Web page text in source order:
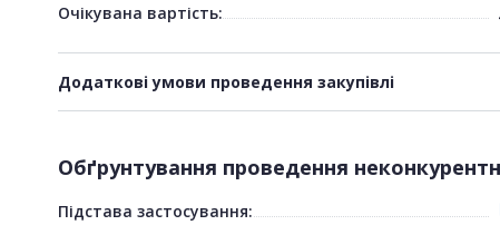
Очікувана вартість:
Додаткові умови проведення закупівлі
Обґрунтування проведення
Підстава застосування: